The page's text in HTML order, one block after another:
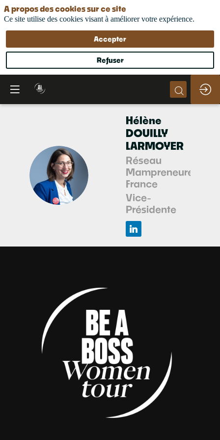
HDL
Hélène
DOUILLY
LARMOYER
Réseau
Mampreneures
France
Vice-
Présidente
A propos des cookies sur ce site
Ce site utilise des cookies visant à améliorer votre expérience.
Accepter
Refuser